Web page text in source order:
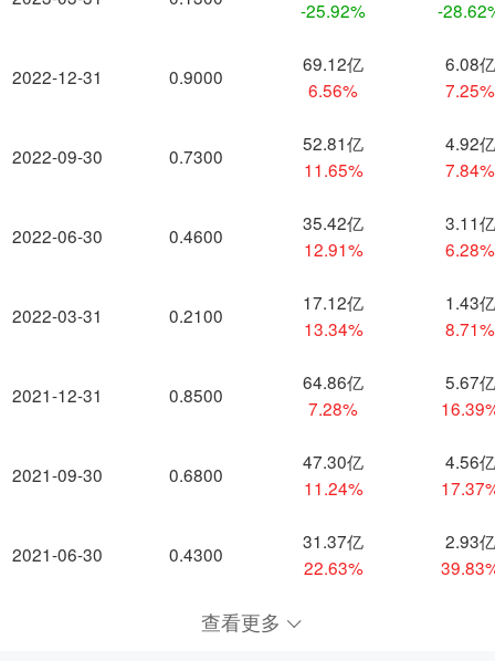
2022-12-31
2022-09-30
2022-06-30
2022-03-31
2021-12-31
2021-09-30
2021-06-30
-25.92%
-
0.9000
69.12亿
6.56%
6.08亿
7.25%
0.7300
52.81亿
11.65%
4.92亿
7.84%
0.4600
35.42亿
12.91%
3.11亿
6.28%
0.2100
17.12亿
13.34%
1.43亿
8.71%
0.8500
64.86亿
7.28%
5.67亿
0.6800
47.30亿
11.24%
4.56亿
0.4300
31.37亿
22.63%
2.93亿
查看更多